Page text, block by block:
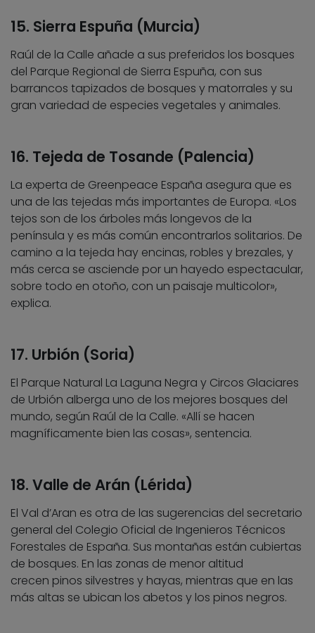
15. Sierra Espuña (Murcia)
Raúl de la Calle añade a sus preferidos los bosques
del Parque Regional de Sierra Espuña, con sus
barrancos tapizados de bosques y matorrales y su
gran variedad de especies vegetales y animales.
16. Tejeda de Tosande (Palencia)
La experta de Greenpeace España asegura que es
una de las tejedas más importantes de Europa. «Los
tejos son de los árboles más longevos de la
península y es más común encontrarlos solitarios. De
camino a la tejeda hay encinas, robles y brezales, y
más cerca se asciende por un hayedo espectacular,
sobre todo en otoño, con un paisaje multicolor»,
explica.
17. Urbión (Soria)
El Parque Natural La Laguna Negra y Circos Glaciares
de Urbión alberga uno de los mejores bosques del
mundo, según Raúl de la Calle. «Allí se hacen
magníficamente bien las cosas», sentencia.
18. Valle de Arán (Lérida)
El Val d’Aran es otra de las sugerencias del secretario
general del Colegio Oficial de Ingenieros Técnicos
Forestales de España. Sus montañas están cubiertas
de bosques. En las zonas de menor altitud
crecen pinos silvestres y hayas, mientras que en las
más altas se ubican los abetos y los pinos negros.